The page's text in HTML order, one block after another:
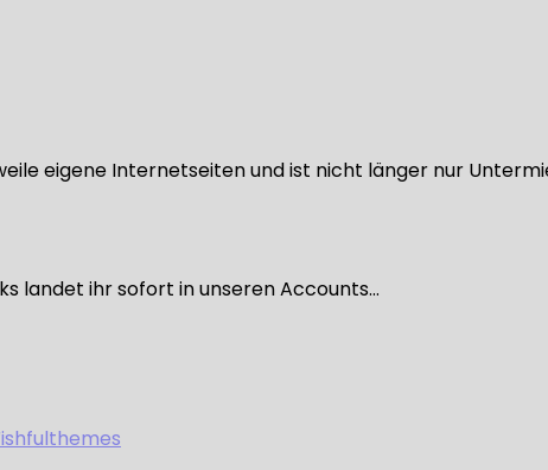
eigene Internetseiten und ist nicht länger nur
landet ihr sofort in unseren Accounts…